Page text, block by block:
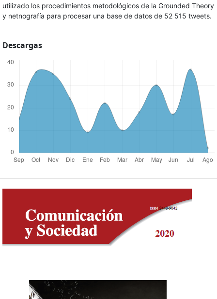
utilizado los procedimientos metodológicos de la Grounded Theory
y netnografía para procesar una base de datos de 52 515 tweets.
Descargas